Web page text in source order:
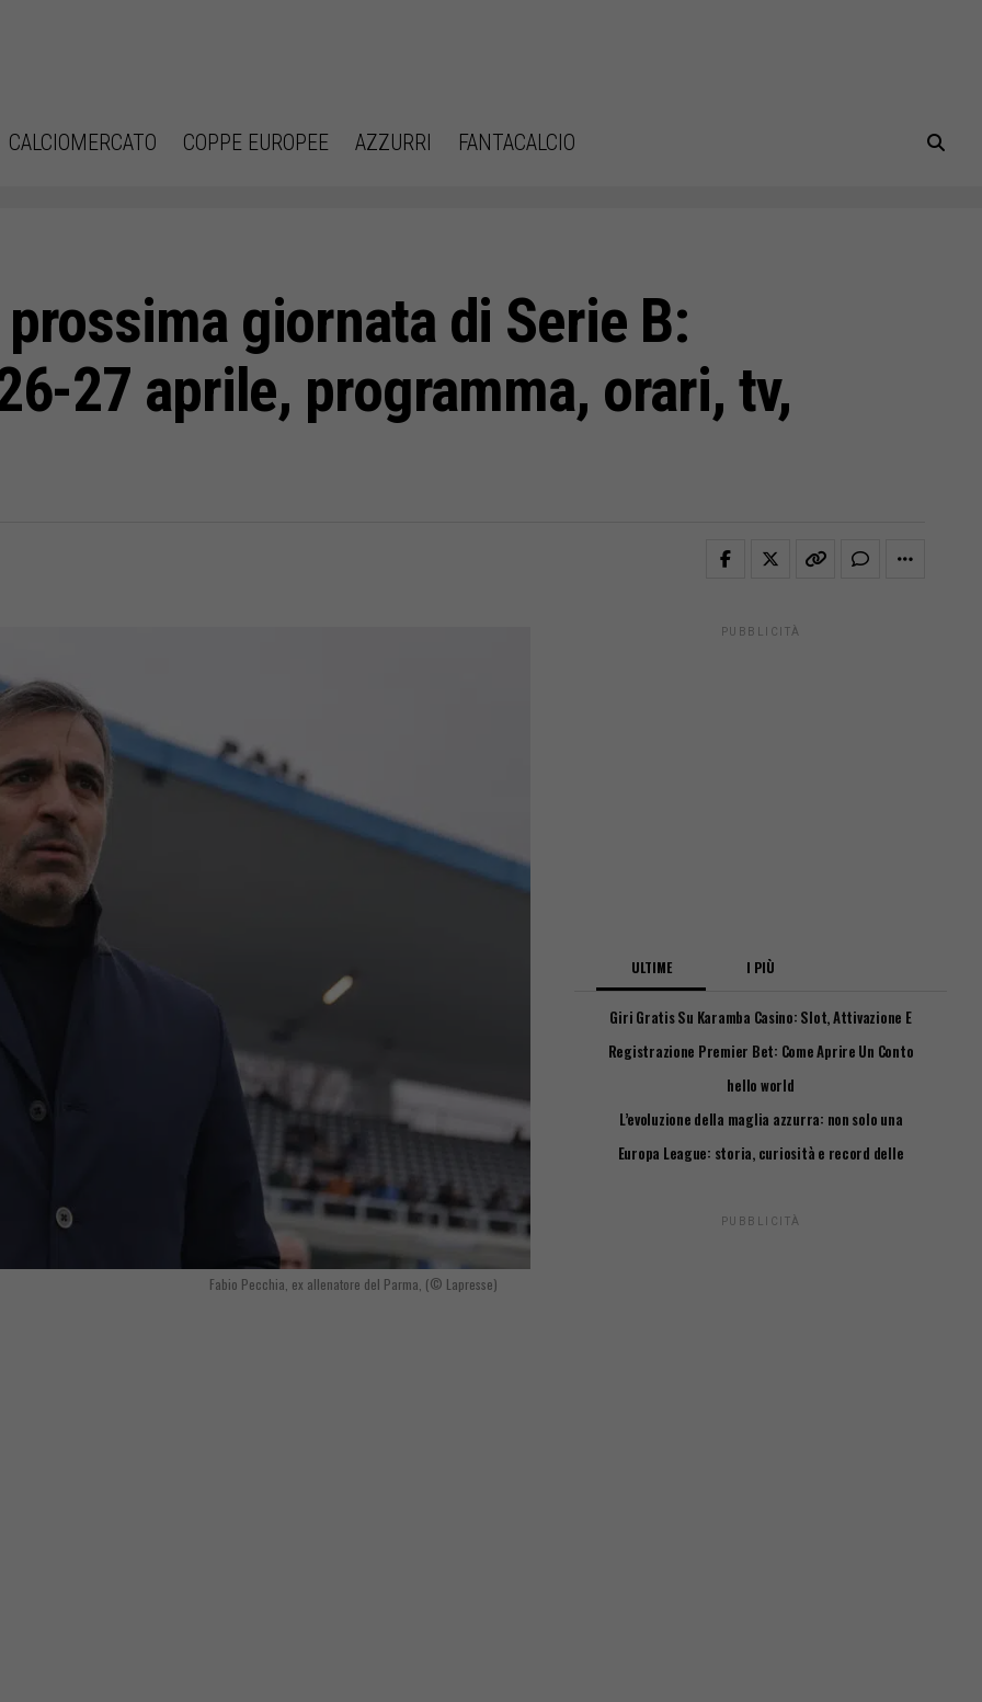
CALCIOMERCATO COPPE EUROPEE AZZURRI FANTACALCIO
giornata di Serie B:
27 aprile, programma, orari, tv,
Fabio Pecchia, ex allenatore del Parma, (© Lapresse)
PUBBLICITÀ
ULTIME I PIÙ
Giri Gratis Su Karamba Casino: Slot, Attivazione E
Registrazione Premier Bet: Come Aprire Un Conto
hello world
L’evoluzione della maglia azzurra: non solo una
Europa League: storia, curiosità e record delle
PUBBLICITÀ